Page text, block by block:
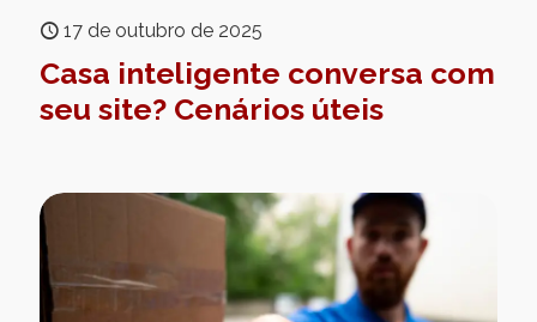
17 de outubro de 2025
Casa inteligente conversa com
seu site? Cenários úteis